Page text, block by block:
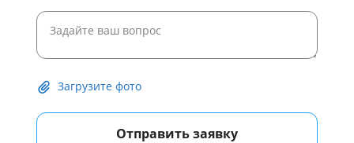
Загрузите фото
Отправить заявку